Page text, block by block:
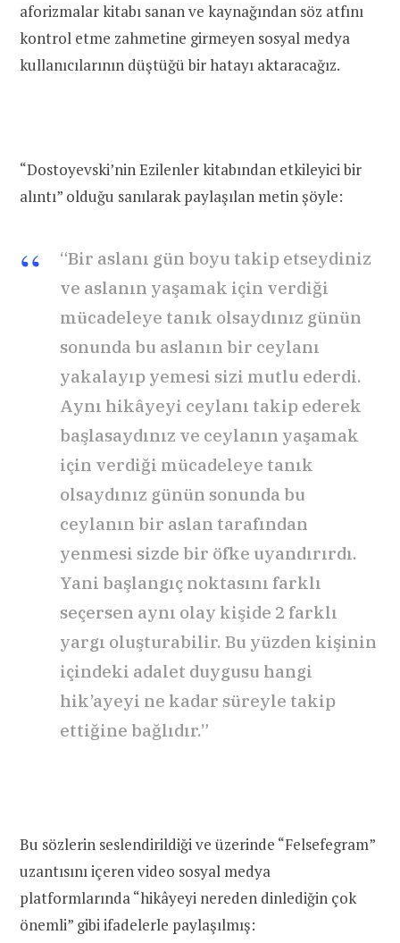
aforizmalar kitabı sanan ve kaynağından söz atfını
kontrol etme zahmetine girmeyen sosyal medya
kullanıcılarının düştüğü bir hatayı aktaracağız.
“Dostoyevski’nin Ezilenler kitabından etkileyici bir
alıntı” olduğu sanılarak paylaşılan metin şöyle:
“Bir aslanı gün boyu takip etseydiniz
ve aslanın yaşamak için verdiği
mücadeleye tanık olsaydınız günün
sonunda bu aslanın bir ceylanı
yakalayıp yemesi sizi mutlu ederdi.
Aynı hikâyeyi ceylanı takip ederek
başlasaydınız ve ceylanın yaşamak
için verdiği mücadeleye tanık
olsaydınız günün sonunda bu
ceylanın bir aslan tarafından
yenmesi sizde bir öfke uyandırırdı.
Yani başlangıç noktasını farklı
seçersen aynı olay kişide 2 farklı
yargı oluşturabilir. Bu yüzden kişinin
içindeki adalet duygusu hangi
hik’ayeyi ne kadar süreyle takip
ettiğine bağlıdır.”
Bu sözlerin seslendirildiği ve üzerinde “Felsefegram”
uzantısını içeren video sosyal medya
platformlarında “hikâyeyi nereden dinlediğin çok
önemli” gibi ifadelerle paylaşılmış: